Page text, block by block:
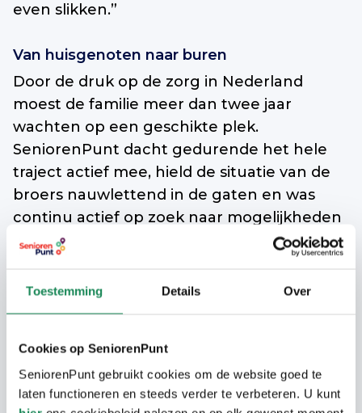
Toestemming Details Over
Cookies op SeniorenPunt
SeniorenPunt gebruikt cookies om de website goed te
laten functioneren en steeds verder te verbeteren. U kunt
even slikken.”
Van huisgenoten naar buren
Door de druk op de zorg in Nederland
moest de familie meer dan twee jaar
wachten op een geschikte plek.
SeniorenPunt dacht gedurende het hele
traject actief mee, hield de situatie van de
broers nauwlettend in de gaten en was
continu actief op zoek naar mogelijkheden
en kansen. Toen duidelijk werd dat er twee
kamers náást elkaar vrijkwamen in het
Eindhovense Peppelrode, was de familie er
telefoontje kreeg. Dit hadden we echt niet
durven hopen. Dit is zo uitzonderlijk! Ook de
broers zijn heel tevreden. Franky: “Ik voel